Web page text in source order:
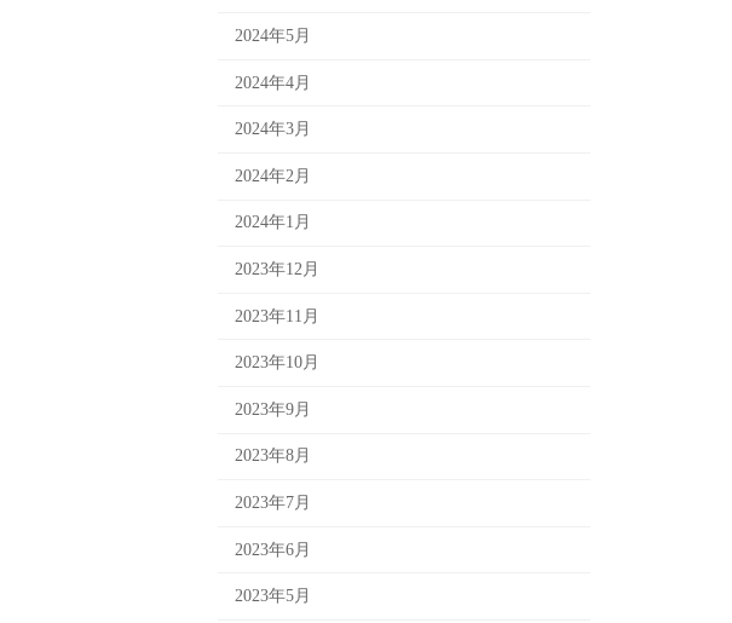
2024年5月
2024年4月
2024年3月
2024年2月
2024年1月
2023年12月
2023年11月
2023年10月
2023年9月
2023年8月
2023年7月
2023年6月
2023年5月